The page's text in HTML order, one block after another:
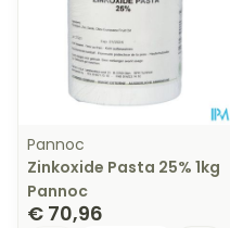
Pannoc
Zinkoxide Pasta 25% 1kg
Pannoc
€ 70,96